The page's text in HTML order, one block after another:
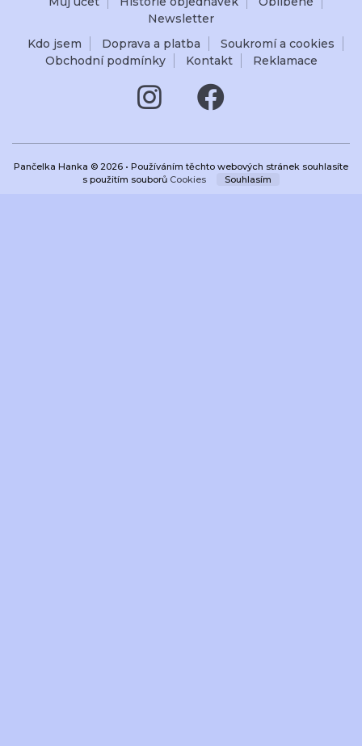
Newsletter
Kdo jsem
Doprava a platba
Soukromí a cookies
Obchodní podmínky
Kontakt Reklamace
Pančelka Hanka © 2026 • Používáním těchto webových stránek souhlasíte
s použitím souborů Cookies Souhlasím